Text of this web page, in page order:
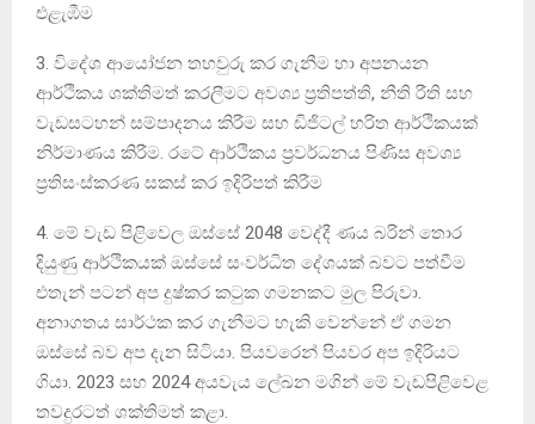
එළැඹීම
3. විදේශ ආයෝජන තහවුරු කර ගැනීම හා අපනයන
ආර්ථිකය ශක්තිමත් කරලීමට අවශ්‍ය ප්‍රතිපත්ති, නීති රීති සහ
වැඩසටහන් සම්පාදනය කිරීම සහ ඩිජිටල් හරිත ආර්ථිකයක්
නිර්මාණය කිරීම. රටේ ආර්ථිකය ප්‍රවර්ධනය පිණිස අවශ්‍ය
ප්‍රතිසංස්කරණ සකස් කර ඉදිරිපත් කිරීම
4. මේ වැඩ පිළිවෙල ඔස්සේ 2048 වෙද්දී ණය බරින් තොර
දියුණු ආර්ථිකයක් ඔස්සේ සංවර්ධිත දේශයක් බවට පත්වීම
එතැන් පටන් අප දුෂ්කර කටුක ගමනකට මුල පිරුවා.
අනාගතය සාර්ථක කර ගැනීමට හැකි වෙන්නේ ඒ ගමන
ඔස්සේ බව අප දැන සිටියා. පියවරෙන් පියවර අප ඉදිරියට
ගියා. 2023 සහ 2024 අයවැය ලේඛන මගින් මේ වැඩපිළිවෙළ
තවදුරටත් ශක්තිමත් කළා.